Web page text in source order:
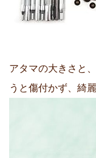
アタマの大きさと
うと傷付かず、綺